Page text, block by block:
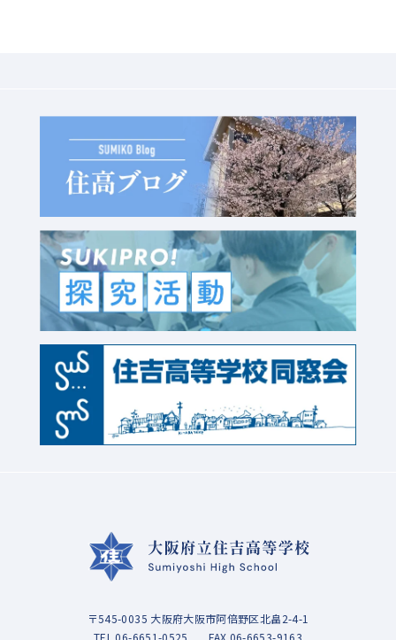
〒545-0035 大阪府大阪市阿倍野区北畠2-4-1
TEL06-6651-0525 FAX 06-6653-9163